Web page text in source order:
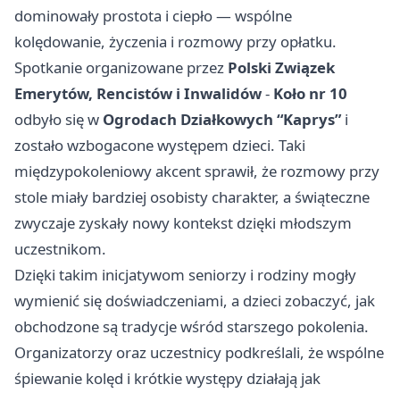
dominowały prostota i ciepło — wspólne
kolędowanie, życzenia i rozmowy przy opłatku.
Spotkanie organizowane przez Polski Związek
Emerytów, Rencistów i Inwalidów- Koło nr 10
odbyło się w Ogro­dach Działkowych “Kaprys”i
zostało wzbogacone występem dzieci. Taki
międzypokoleniowy akcent sprawił, że rozmowy przy
stole miały bardziej osobisty charakter, a świąteczne
zwyczaje zyskały nowy kontekst dzięki młodszym
uczestnikom.
Dzięki takim inicjatywom seniorzy i rodziny mogły
wymienić się doświadczeniami, a dzieci zobaczyć, jak
obchodzone są tradycje wśród starszego pokolenia.
Organizatorzy oraz uczestnicy podkreślali, że wspólne
śpiewanie kolęd i krótkie występy działają jak